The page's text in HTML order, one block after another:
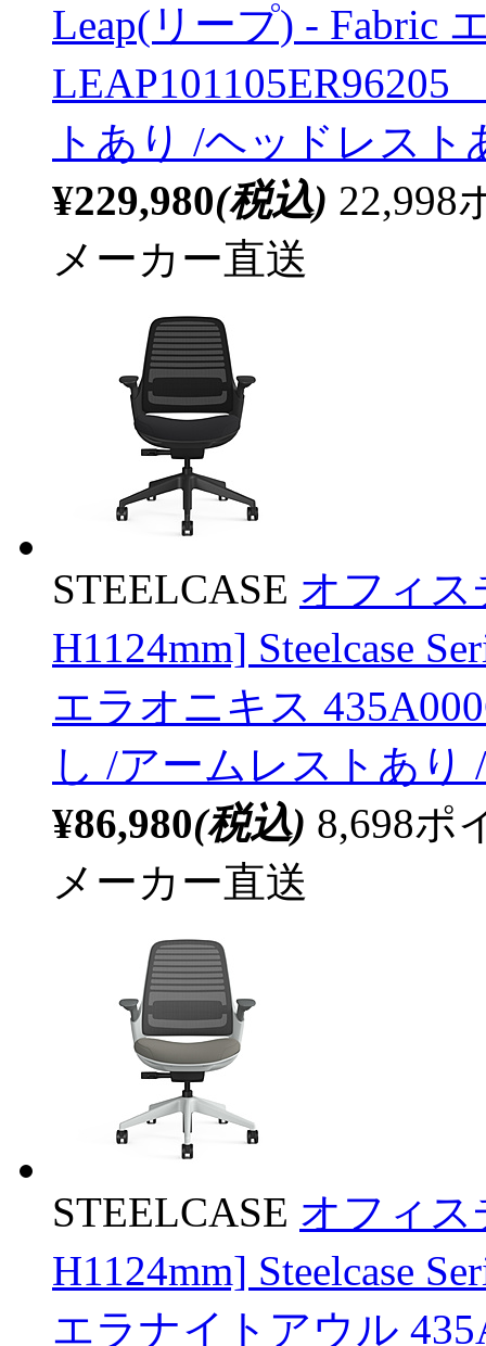
Leap(リープ) - Fabric
トあり /ヘッドレスト
¥229,980(税込) 22,998
メーカー直送
STEELCASE オフィス
H1124mm] Steelcase
エラオニキス
し /アームレストあ
¥86,980(税込) 8,698ポ
メーカー直送
STEELCASE オフィス
H1124mm] Steelcase
エラナイトアウル